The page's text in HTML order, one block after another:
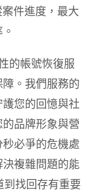
件進度，最大
的帳號恢復服
。我們服務的
您的回憶與社
品牌形象與營
必爭的危機處
複雜問題的能
找回存有重要